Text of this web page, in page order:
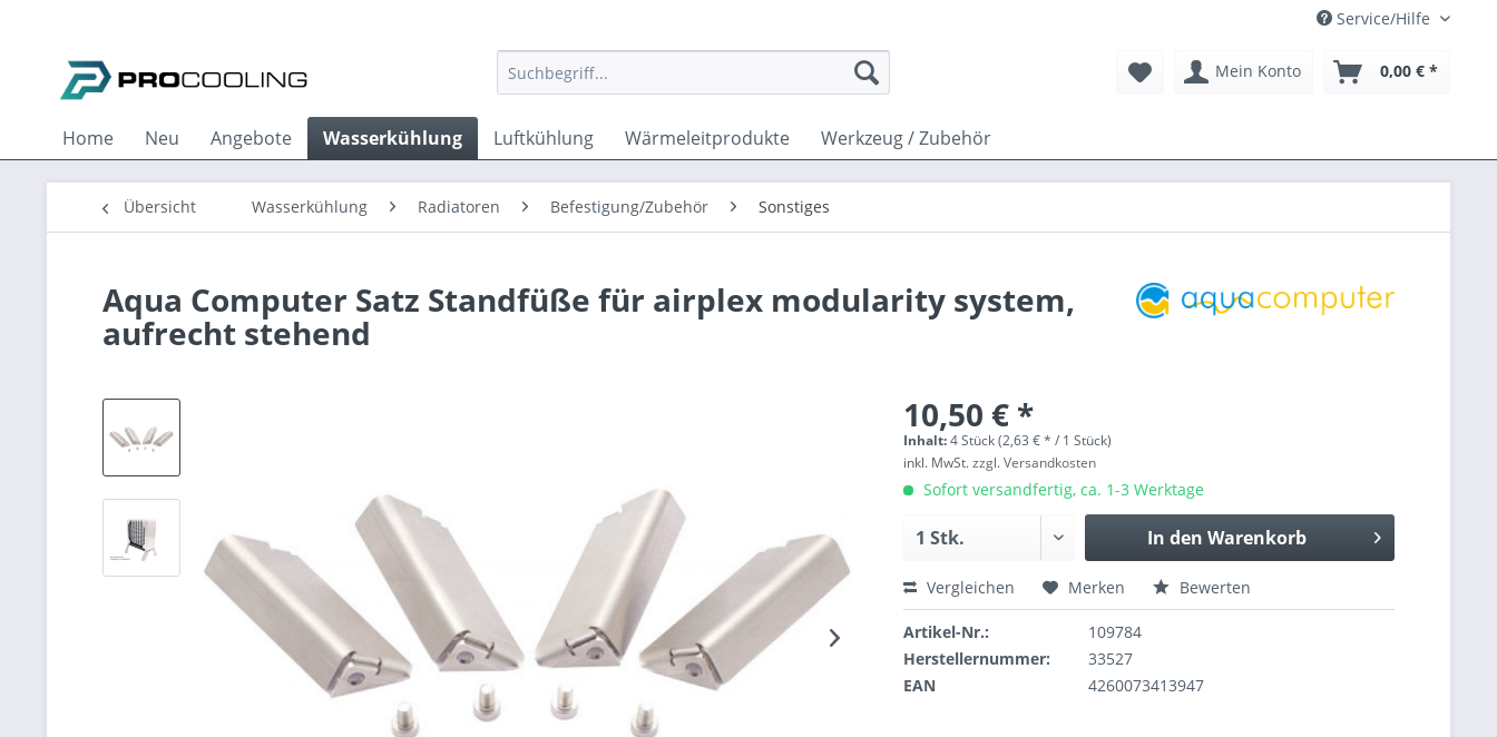
Service/Hilfe
Mein Konto 0,00 € *
Home Neu Angebote Wasserkühlung Luftkühlung Wärmeleitprodukte Werkzeug / Zubehör
Übersicht Wasserkühlung Radiatoren Befestigung/Zubehör Sonstiges
Aqua Computer Satz Standfüße für airplex modularity system,
aufrecht stehend
10,50 € *
Inhalt:4 Stück (2,63 € * / 1 Stück)
inkl. MwSt.zzgl. Versandkosten
Sofort versandfertig, ca. 1-3 Werktage
In den Warenkorb
Vergleichen Merken Bewerten
Artikel-Nr.:
109784
Herstellernummer:
33527
EAN
4260073413947